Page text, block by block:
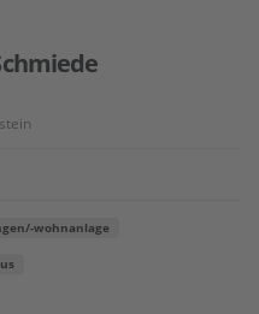
wohnanlage